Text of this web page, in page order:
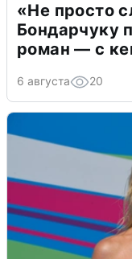
«Не просто
Бондарчуку
роман — с
6 августа 20